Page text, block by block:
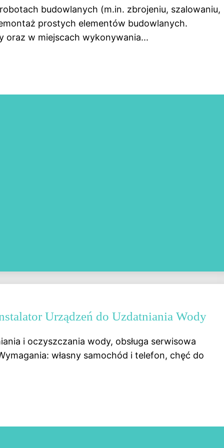
budowlanych (m.in. zbrojeniu, szalowaniu,
prostych elementów budowlanych.
oraz w miejscach wykonywania...
Urządzeń do Uzdatniania Wody
i oczyszczania wody, obsługa serwisowa
własny samochód i telefon, chęć do